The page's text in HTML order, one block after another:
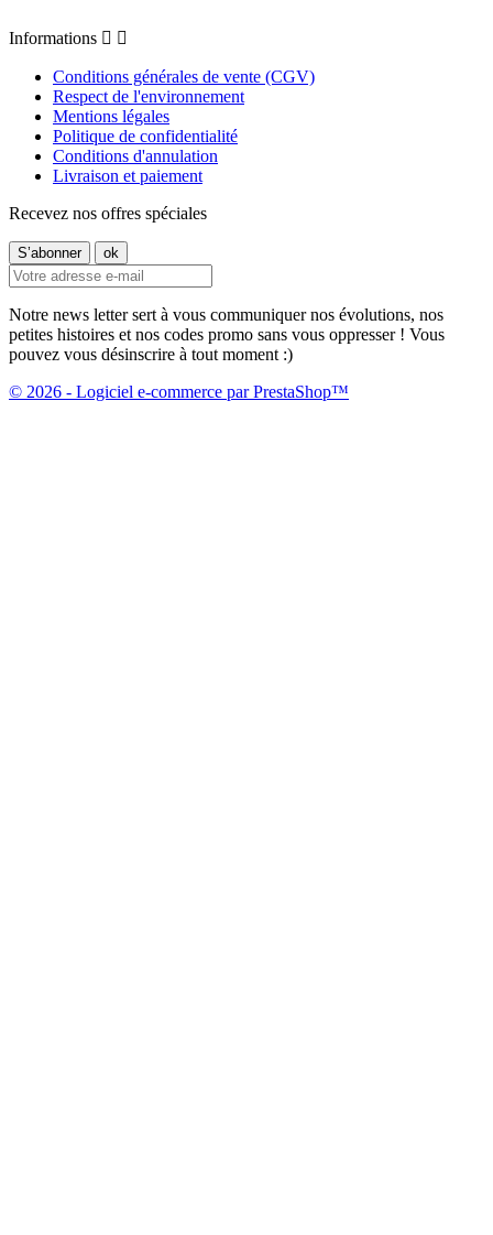
Informations  
Conditions générales de vente (CGV)
Respect de l'environnement
Mentions légales
Politique de confidentialité
Conditions d'annulation
Livraison et paiement
Recevez nos offres spéciales
Notre news letter sert à vous communiquer nos évolutions, nos
petites histoires et nos codes promo sans vous oppresser ! Vous
pouvez vous désinscrire à tout moment :)
© 2026 - Logiciel e-commerce par PrestaShop™